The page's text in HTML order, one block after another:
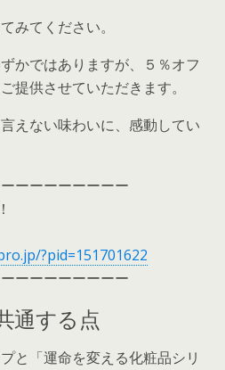
みてください。
かではありますが、５％オフ
提供させていただきます。
えない味わいに、感動してい
ーーーーーーーー
?pid=151701622
ーーーーーーーー
通する点
と「運命を変える化粧品シリ